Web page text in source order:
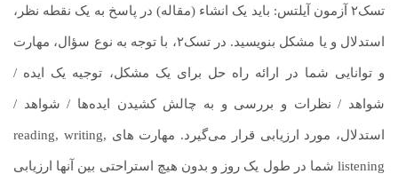
تسک۲ آزمون آیلتس: باید یک انشاء (مقاله) در پاسخ به یک نقطه نظر،
استدلال و یا مشکل بنویسید. در تسک۲، با توجه به نوع سؤال، مهارت
و توانایی شما در ارائه راه حل برای یک مشکل، توجیه یک ایده /
شواهد / نظرات و بررسی و به چالش کشیدن ایده‌ها / شواهد /
استدلال، مورد ارزیابی قرار می‌گیرد. مهارت های reading, writing,
listening شما در طول یک روز و بدون هیچ استراحتی بین آنها ارزیابی